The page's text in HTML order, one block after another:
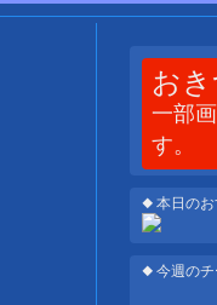
お
一部
す。
◆ 本日のお
◆ 今週のチ